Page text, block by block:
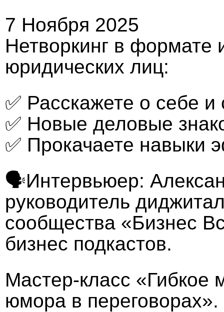
7 Ноября 2025
Нетворкинг в
юридических лиц:
✅ Расскажете о себе
✅ Новые деловые
✅ Прокачаете навыки
🗣Интервьюер:
руководитель
сообщества «Бизнес
бизнес подкастов.
Мастер-класс
юмора в переговорах».